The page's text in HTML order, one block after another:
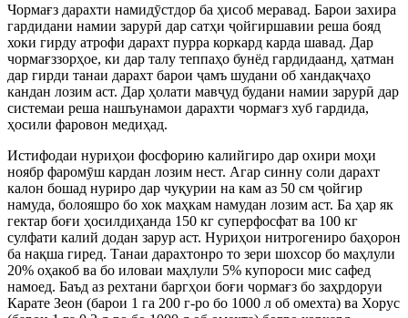
Чормағз дарахти намидӯстдор ба ҳисоб меравад. Барои захира
гардидани намии зарурӣ дар сатҳи ҷойгиршавии реша бояд
хоки гирду атрофи дарахт пурра коркард карда шавад. Дар
чормағззорҳое, ки дар талу теппаҳо бунёд гардидаанд, ҳатман
дар гирди танаи дарахт барои ҷамъ шудани об хандақчаҳо
кандан лозим аст. Дар ҳолати мавҷуд будани намии зарурӣ дар
системаи реша нашъунамои дарахти чормағз хуб гардида,
ҳосили фаровон медиҳад.
Истифодаи нуриҳои фосфорию калийгиро дар охири моҳи
ноябр фаромӯш кардан лозим нест. Агар синну соли дарахт
калон бошад нуриро дар чуқурии на кам аз 50 см ҷойгир
намуда, болояшро бо хок маҳкам намудан лозим аст. Ба ҳар як
гектар боғи ҳосилдиҳанда 150 кг суперфосфат ва 100 кг
сулфати калий додан зарур аст. Нуриҳои нитрогениро баҳорон
ба нақша гиред. Танаи дарахтонро то зери шохсор бо маҳлули
20% оҳакоб ва бо иловаи маҳлули 5% купороси мис сафед
намоед. Баъд аз рехтани баргҳои боғи чормағз бо заҳрдоруи
Карате Зеон (барои 1 га 200 г-ро бо 1000 л об омехта) ва Хорус